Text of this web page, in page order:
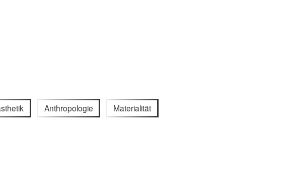
Anthropologie Materialität